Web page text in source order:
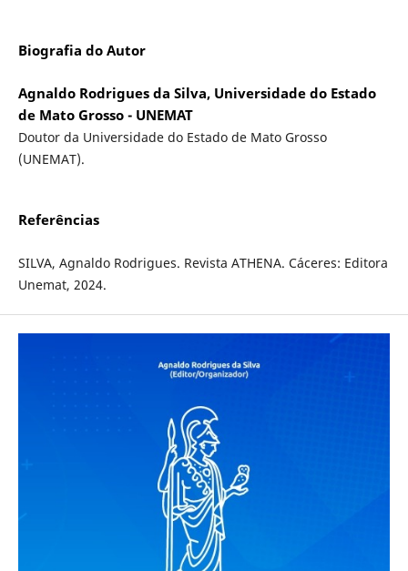
Biografia do Autor
Agnaldo Rodrigues da Silva, Universidade do Estado
de Mato Grosso - UNEMAT
Doutor da Universidade do Estado de Mato Grosso
(UNEMAT).
Referências
SILVA, Agnaldo Rodrigues. Revista ATHENA. Cáceres: Editora
Unemat, 2024.